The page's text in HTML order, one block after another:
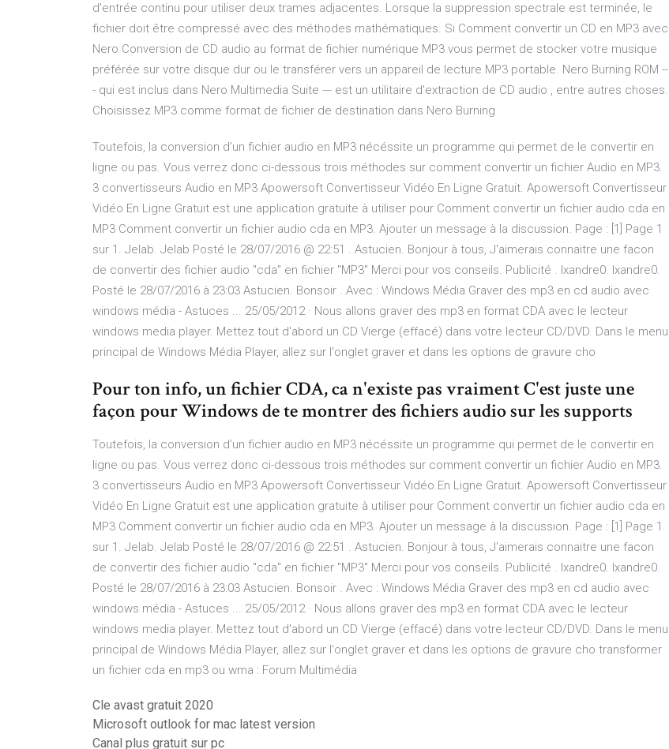
d'entrée continu pour utiliser deux trames adjacentes. Lorsque la suppression spectrale est terminée, le
fichier doit être compressé avec des méthodes mathématiques. Si Comment convertir un CD en MP3 avec
Nero Conversion de CD audio au format de fichier numérique MP3 vous permet de stocker votre musique
préférée sur votre disque dur ou le transférer vers un appareil de lecture MP3 portable. Nero Burning ROM --
- qui est inclus dans Nero Multimedia Suite --- est un utilitaire d'extraction de CD audio , entre autres choses.
Choisissez MP3 comme format de fichier de destination dans Nero Burning
Toutefois, la conversion d’un fichier audio en MP3 nécéssite un programme qui permet de le convertir en
ligne ou pas. Vous verrez donc ci-dessous trois méthodes sur comment convertir un fichier Audio en MP3.
3 convertisseurs Audio en MP3 Apowersoft Convertisseur Vidéo En Ligne Gratuit. Apowersoft Convertisseur
Vidéo En Ligne Gratuit est une application gratuite à utiliser pour Comment convertir un fichier audio cda en
MP3 Comment convertir un fichier audio cda en MP3. Ajouter un message à la discussion. Page : [1] Page 1
sur 1. Jelab. Jelab Posté le 28/07/2016 @ 22:51 . Astucien. Bonjour à tous, J'aimerais connaitre une facon
de convertir des fichier audio "cda" en fichier "MP3" Merci pour vos conseils. Publicité . Ixandre0. Ixandre0.
Posté le 28/07/2016 à 23:03 Astucien. Bonsoir . Avec : Windows Média Graver des mp3 en cd audio avec
windows média - Astuces ... 25/05/2012 · Nous allons graver des mp3 en format CDA avec le lecteur
windows media player. Mettez tout d'abord un CD Vierge (effacé) dans votre lecteur CD/DVD. Dans le menu
principal de Windows Média Player, allez sur l'onglet graver et dans les options de gravure cho
Pour ton info, un fichier CDA, ca n'existe pas vraiment C'est juste une
façon pour Windows de te montrer des fichiers audio sur les supports
Toutefois, la conversion d’un fichier audio en MP3 nécéssite un programme qui permet de le convertir en
ligne ou pas. Vous verrez donc ci-dessous trois méthodes sur comment convertir un fichier Audio en MP3.
3 convertisseurs Audio en MP3 Apowersoft Convertisseur Vidéo En Ligne Gratuit. Apowersoft Convertisseur
Vidéo En Ligne Gratuit est une application gratuite à utiliser pour Comment convertir un fichier audio cda en
MP3 Comment convertir un fichier audio cda en MP3. Ajouter un message à la discussion. Page : [1] Page 1
sur 1. Jelab. Jelab Posté le 28/07/2016 @ 22:51 . Astucien. Bonjour à tous, J'aimerais connaitre une facon
de convertir des fichier audio "cda" en fichier "MP3" Merci pour vos conseils. Publicité . Ixandre0. Ixandre0.
Posté le 28/07/2016 à 23:03 Astucien. Bonsoir . Avec : Windows Média Graver des mp3 en cd audio avec
windows média - Astuces ... 25/05/2012 · Nous allons graver des mp3 en format CDA avec le lecteur
windows media player. Mettez tout d'abord un CD Vierge (effacé) dans votre lecteur CD/DVD. Dans le menu
principal de Windows Média Player, allez sur l'onglet graver et dans les options de gravure cho transformer
un fichier cda en mp3 ou wma : Forum Multimédia
Cle avast gratuit 2020
Microsoft outlook for mac latest version
Canal plus gratuit sur pc